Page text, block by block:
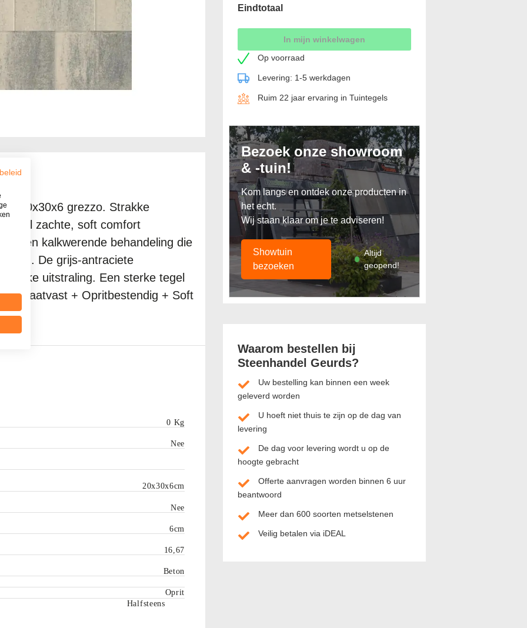
Eindtotaal
In mijn winkelwagen
Op voorraad
Levering: 1-5 werkdagen
Ruim 22 jaar ervaring in Tuintegels
Toevoegen aan offerte
20x30x6 grezzo. Strakke
zachte, soft comfort
en kalkwerende behandeling die
De grijs-antraciete
unieke uitstraling. Een sterke tegel
+ Maatvast + Opritbestendig + Soft
0 Kg
Nee
20x30x6cm
Nee
6cm
16,67
Beton
Oprit
Halfsteens
Bezoek onze showroom
& -tuin!
Kom langs en ontdek onze producten in
het echt.
Wij staan klaar om je te adviseren!
Showtuin
bezoeken
Altijd
geopend!
Waarom bestellen bij
Steenhandel Geurds?
Uw bestelling kan binnen een week
geleverd worden
U hoeft niet thuis te zijn op de dag van
levering
De dag voor levering wordt u op de
hoogte gebracht
Offerte aanvragen worden binnen 6 uur
beantwoord
Meer dan 600 soorten metselstenen
Veilig betalen via iDEAL